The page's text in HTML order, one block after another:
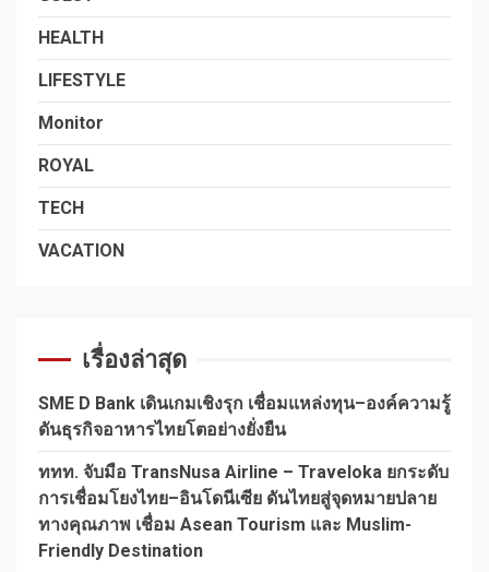
HEALTH
LIFESTYLE
Monitor
ROYAL
TECH
VACATION
เรื่องล่าสุด
SME D Bank เดินเกมเชิงรุก เชื่อมแหล่งทุน–องค์ความรู้
ดันธุรกิจอาหารไทยโตอย่างยั่งยืน
ททท. จับมือ TransNusa Airline – Traveloka ยกระดับ
การเชื่อมโยงไทย–อินโดนีเซีย ดันไทยสู่จุดหมายปลาย
ทางคุณภาพ เชื่อม Asean Tourism และ Muslim-
Friendly Destination